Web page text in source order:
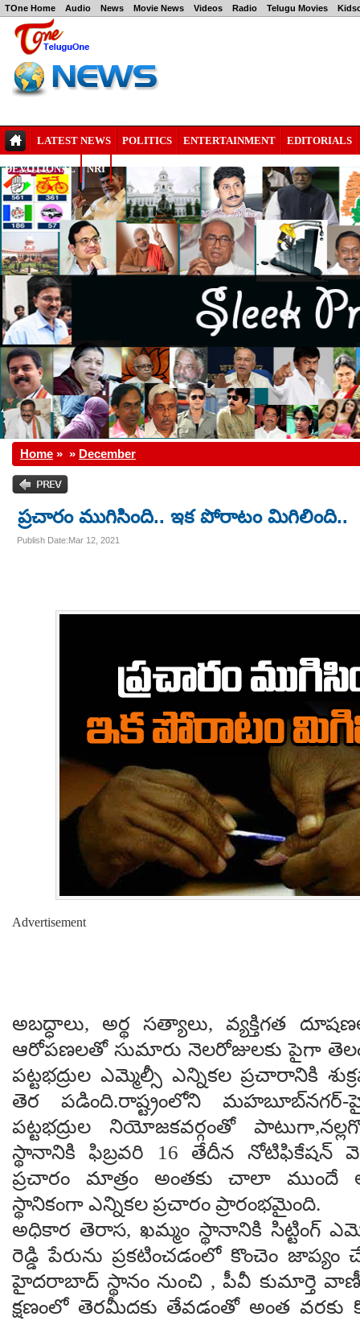
TOne Home Audio News Movie News Videos Radio Telugu Movies
LATEST NEWS POLITICS ENTERTAINMENT EDITORIALS
DEVOTIONAL NRI
Home » » December
ప్రచారం ముగిసింది.. ఇక పోరాటం మిగిలింది..
Publish Date:Mar 12, 2021
Advertisement
అబద్ధాలు, అర్థ సత్యాలు, వ్యక్తిగత
ఆరోపణలతో సుమారు నెలరోజులకు పైగా
పట్టభద్రుల ఎమ్మెల్సీ ఎన్నికల ప్రచారానికి
తెర పడింది.రాష్ట్రంలోని మహబూబ్‌నగర్‌-
పట్టభద్రుల నియోజకవర్గంతో
స్థానానికి ఫిబ్రవరి 16 తేదీన నోటిఫికేషన్
ప్రచారం మాత్రం అంతకు చాలా ముందే
స్థానికంగా ఎన్నికల ప్రచారం ప్రారంభమైంది.
అధికార తెరాస, ఖమ్మం స్థానానికి సిట్టింగ్
రెడ్డి పేరును ప్రకటించడంలో కొంచెం
హైదరాబాద్ స్థానం నుంచి , పీవీ కుమార్తె
క్షణంలో తెరమీదకు తేవడంతో అంత వరకు